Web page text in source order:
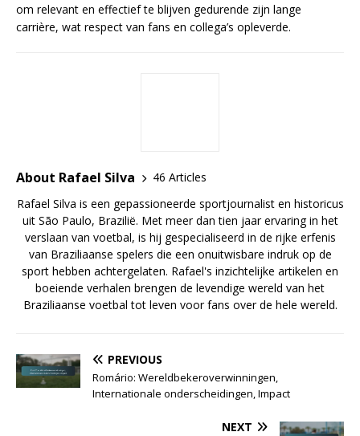
om relevant en effectief te blijven gedurende zijn lange
carrière, wat respect van fans en collega’s opleverde.
About Rafael Silva
46 Articles
Rafael Silva is een gepassioneerde sportjournalist en historicus
uit São Paulo, Brazilië. Met meer dan tien jaar ervaring in het
verslaan van voetbal, is hij gespecialiseerd in de rijke erfenis
van Braziliaanse spelers die een onuitwisbare indruk op de
sport hebben achtergelaten. Rafael's inzichtelijke artikelen en
boeiende verhalen brengen de levendige wereld van het
Braziliaanse voetbal tot leven voor fans over de hele wereld.
PREVIOUS
Romário: Wereldbekeroverwinningen,
Internationale onderscheidingen, Impact
NEXT